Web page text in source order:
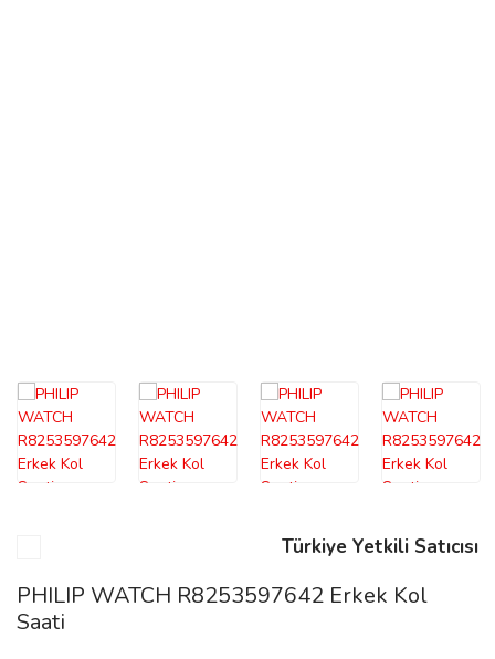
Türkiye Yetkili Satıcısı
PHILIP WATCH R8253597642 Erkek Kol
Saati